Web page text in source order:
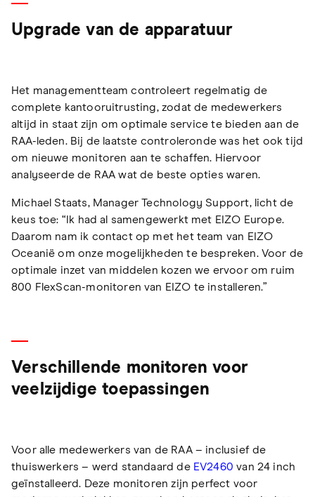
Upgrade van de apparatuur
Het managementteam controleert regelmatig de
complete kantooruitrusting, zodat de medewerkers
altijd in staat zijn om optimale service te bieden aan de
RAA-leden. Bij de laatste controleronde was het ook tijd
om nieuwe monitoren aan te schaffen. Hiervoor
analyseerde de RAA wat de beste opties waren.
Michael Staats, Manager Technology Support, licht de
keus toe: “Ik had al samengewerkt met EIZO Europe.
Daarom nam ik contact op met het team van EIZO
Oceanië om onze mogelijkheden te bespreken. Voor de
optimale inzet van middelen kozen we ervoor om ruim
800 FlexScan-monitoren van EIZO te installeren.”
Verschillende monitoren voor
veelzijdige toepassingen
Voor alle medewerkers van de RAA – inclusief de
thuiswerkers – werd standaard de EV2460 van 24 inch
geïnstalleerd. Deze monitoren zijn perfect voor